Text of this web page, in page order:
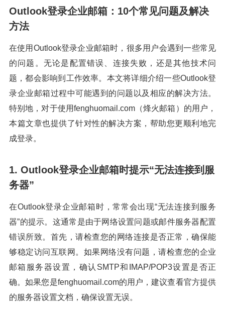
Outlook登录企业邮箱：10个常见问题及解决
方法
在使用Outlook登录企业邮箱时，很多用户会遇到一些常见
的问题。无论是配置错误、连接失败，还是其他技术问
题，都会影响到工作效率。本文将详细介绍一些Outlook登
录企业邮箱过程中可能遇到的问题以及相应的解决方法。
特别地，对于使用fenghuomail.com（烽火邮箱）的用户，
本篇文章也提供了针对性的解决方案，帮助您更顺利地完
成登录。
1. Outlook登录企业邮箱时提示“无法连接到服
务器”
在Outlook登录企业邮箱时，常常会出现“无法连接到服务
器”的提示。这通常是由于网络设置问题或邮件服务器配置
错误所致。首先，请检查您的网络连接是否正常，确保能
够稳定访问互联网。如果网络没有问题，请检查您的企业
邮箱服务器设置，确认SMTP和IMAP/POP3设置是否正
确。如果您是fenghuomail.com的用户，建议查看官方提供
的服务器设置文档，确保设置无误。